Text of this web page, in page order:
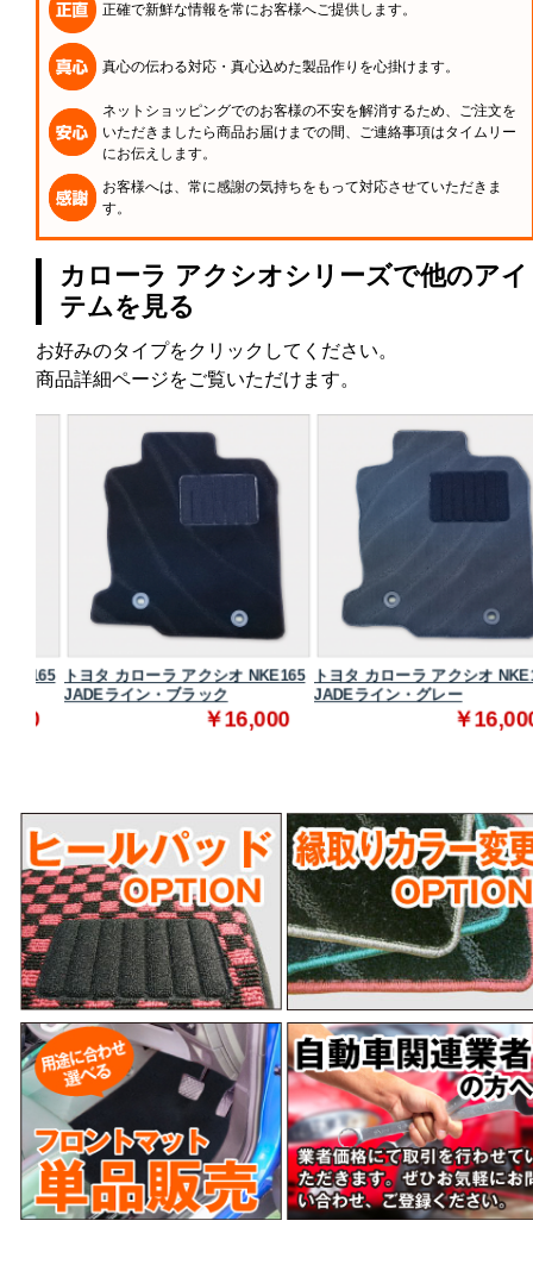
正確で新鮮な情報を常にお客様へご提供します。
真心の伝わる対応・真心込めた製品作りを心掛けます。
ネットショッピングでのお客様の不安を解消するため、ご注文を
いただきましたら商品お届けまでの間、ご連絡事項はタイムリー
にお伝えします。
お客様へは、常に感謝の気持ちをもって対応させていただきま
す。
カローラ アクシオシリーズで他のアイ
テムを見る
お好みのタイプをクリックしてください。
商品詳細ページをご覧いただけます。
トヨタ カローラ アクシオ NKE165
JADEライン・ブラック
￥16,000
トヨタ カローラ アクシオ NKE165
JADEライン・グレー
￥16,000